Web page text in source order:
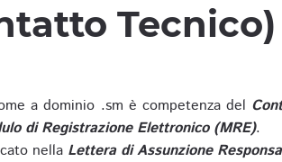
Tecnico)
a dominio .sm è competenza del
di Registrazione Elettronico (MRE).
nella Lettera di Assunzione